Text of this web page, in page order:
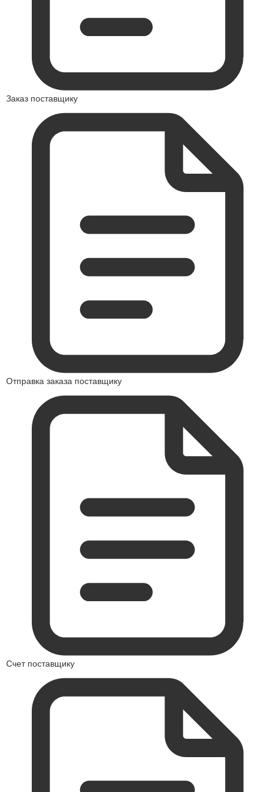
Заказ поставщику
Отправка заказа поставщику
Счет поставщику